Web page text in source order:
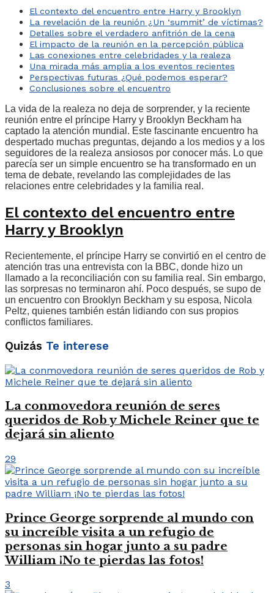
El contexto del encuentro entre Harry y Brooklyn
La revelación de la reunión ¿Un ‘summit’ de víctimas?
Detalles sobre el verdadero anfitrión de la cena
El impacto de la reunión en la percepción pública
Las conexiones entre celebridades y la realeza
Una mirada más amplia a los eventos recientes
Perspectivas futuras ¿Qué podemos esperar?
Conclusiones sobre el encuentro
La vida de la realeza no deja de sorprender, y la reciente
reunión entre el príncipe Harry y Brooklyn Beckham ha
captado la atención mundial. Este fascinante encuentro ha
despertado muchas preguntas, dejando a los medios y a los
seguidores de la realeza ansiosos por conocer más. Lo que
parecía ser un simple encuentro se ha transformado en un
tema de debate, revelando las complejidades de las
relaciones entre celebridades y la familia real.
El contexto del encuentro entre
Harry y Brooklyn
Recientemente, el príncipe Harry se convirtió en el centro de
atención tras una entrevista con la BBC, donde hizo un
llamado a la reconciliación con su familia real. Sin embargo,
las sorpresas no terminaron ahí. Poco después, se supo de
un encuentro con Brooklyn Beckham y su esposa, Nicola
Peltz, quienes también están lidiando con sus propios
conflictos familiares.
Quizás Te interese
La conmovedora reunión de seres
queridos de Rob y Michele Reiner que te
dejará sin aliento
29
Prince George sorprende al mundo con
su increíble visita a un refugio de
personas sin hogar junto a su padre
William ¡No te pierdas las fotos!
3